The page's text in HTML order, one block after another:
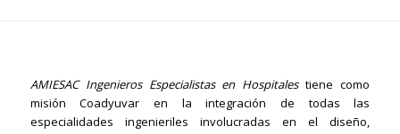
AMIESAC Ingenieros Especialistas en Hospitalestiene como
misión Coadyuvar en la integración de todas las
especialidades ingenieriles involucradas en el diseño,